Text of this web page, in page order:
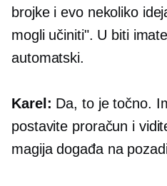
brojke i evo nekoliko
mogli učiniti". U biti
automatski.
Karel: Da, to je točno.
postavite proračun i
magija događa na